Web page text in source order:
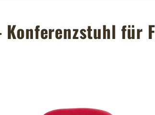
Konferenzstuhl für